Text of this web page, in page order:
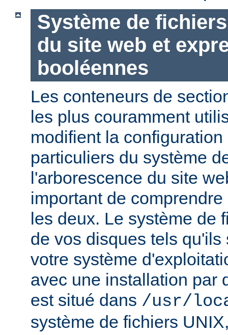
Système de
du site web et
booléennes
Les conteneurs de
les plus couramment
modifient la
particuliers du système
l'arborescence du site
important de
les deux. Le système de
de vos disques tels qu'ils
votre système
avec une installation par
est situé dans /usr/
système de fichiers